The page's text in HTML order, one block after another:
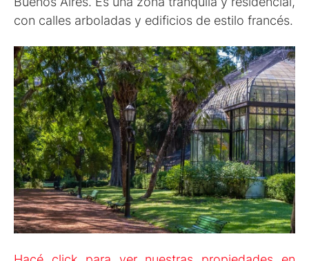
con calles arboladas y edificios de estilo francés.